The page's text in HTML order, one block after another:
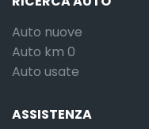
Auto nuove
Auto km 0
Auto usate
ASSISTENZA